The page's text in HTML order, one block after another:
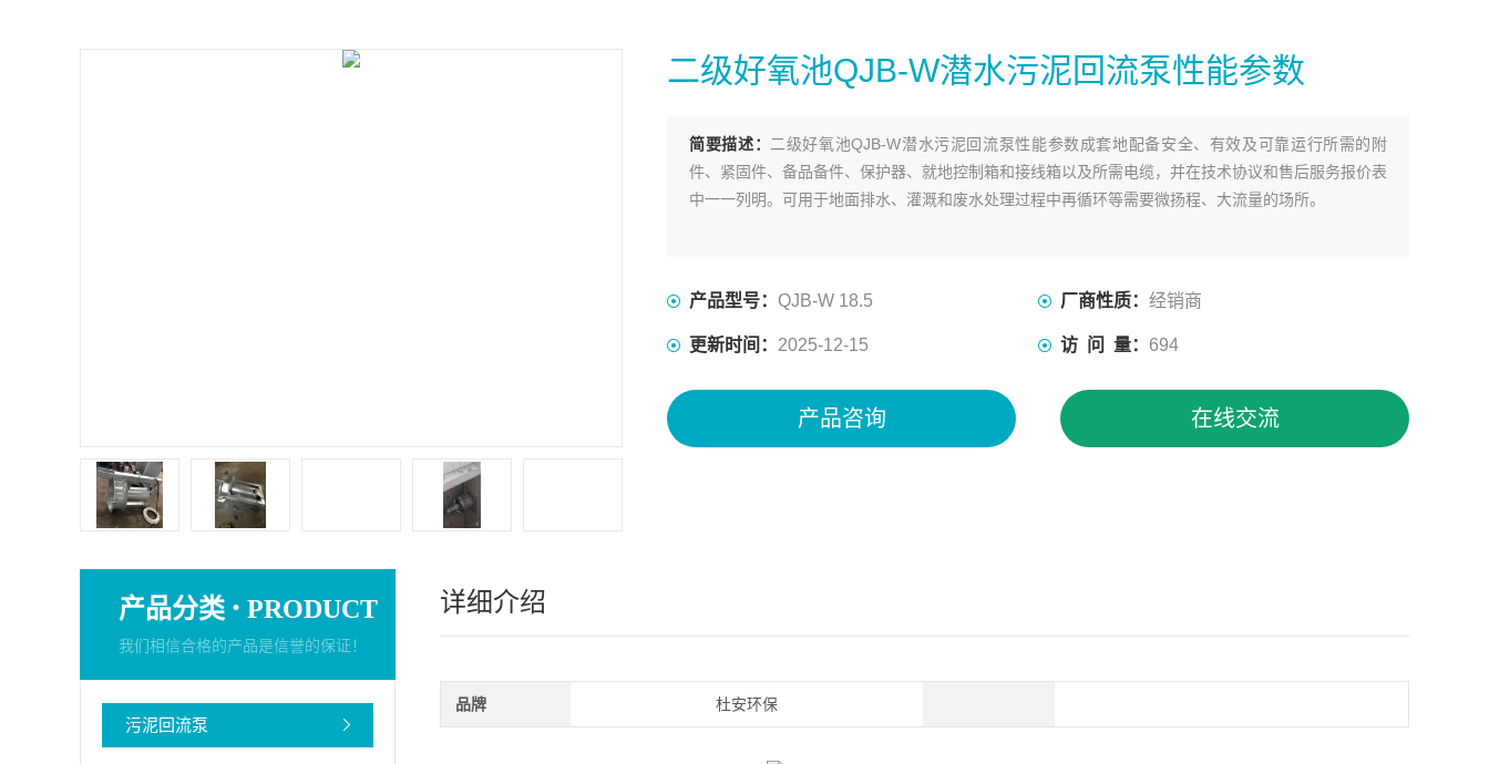
二级好氧池QJB-W潜水污泥回流泵性能参数
简要描述：
二级好氧池QJB-W潜水污泥回流泵性能参数成套地配备安全、有效及可靠运行所需的附
件、紧固件、备品备件、保护器、就地控制箱和接线箱以及所需电缆，并在技术协议和售后服务报价表
中一一列明。可用于地面排水、灌溉和废水处理过程中再循环等需要微扬程、大流量的场所。
产品型号： QJB-W 18.5 厂商性质： 经销商
更新时间： 2025-12-15 访 问 量： 694
产品咨询 在线交流
产品分类 · PRODUCT
我们相信合格的产品是信誉的保证！
污泥回流泵
详细介绍
品牌 杜安环保